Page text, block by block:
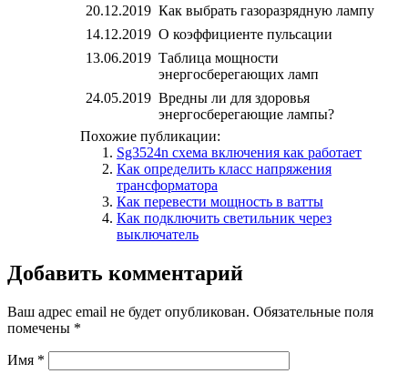
20.12.2019 Как выбрать газоразрядную лампу
14.12.2019 О коэффициенте пульсации
13.06.2019 Таблица мощности
энергосберегающих ламп
24.05.2019 Вредны ли для здоровья
энергосберегающие лампы?
Похожие публикации:
Sg3524n схема включения как работает
Как определить класс напряжения
трансформатора
Как перевести мощность в ватты
Как подключить светильник через
выключатель
Добавить комментарий
Ваш адрес email не будет опубликован. Обязательные поля
помечены *
Имя *